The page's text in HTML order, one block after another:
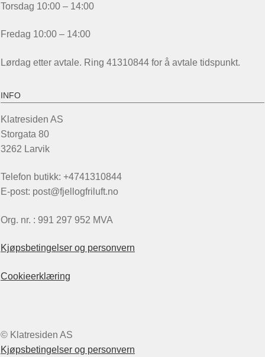
Torsdag 10:00 – 14:00
Fredag 10:00 – 14:00
Lørdag etter avtale. Ring 41310844 for å avtale tidspunkt.
INFO
Klatresiden AS
Storgata 80
3262 Larvik
Telefon butikk: +4741310844
E-post: post@fjellogfriluft.no
Org. nr. : 991 297 952 MVA
Kjøpsbetingelser og personvern
Cookieerklæring
© Klatresiden AS
Kjøpsbetingelser og personvern